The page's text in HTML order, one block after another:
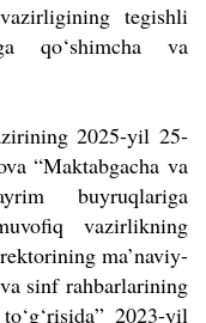
tegishli
qo‘shimcha va
2025-yil 25-
“Maktabgacha va
buyruqlariga
vazirlikning
ma’naviy-
sinf rahbarlarining
2023-yil